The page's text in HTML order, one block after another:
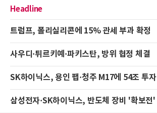
Headline
트럼프, 폴리실리콘에 15% 관세 부과 확정
사우디·튀르키예·파키스탄, 방위 협정 체결
SK하이닉스, 용인 팹·청주 M17에 54조 투자
삼성전자·SK하이닉스, 반도체 장비 '확보전'